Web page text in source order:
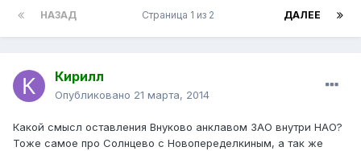
НАЗАД ДАЛЕЕ
Страница 1 из 2
Кирилл
Опубликовано 21 марта, 2014
Какой смысл оставления Внуково анклавом ЗАО внутри НАО?
Тоже самое про Солнцево с Новопеределкиным, а так же